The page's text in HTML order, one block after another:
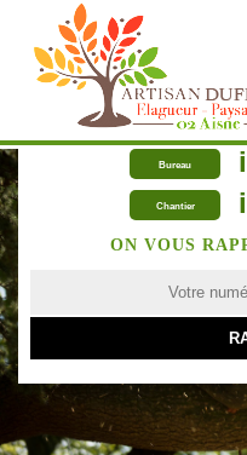
Bureau
Chantier
ON VOUS